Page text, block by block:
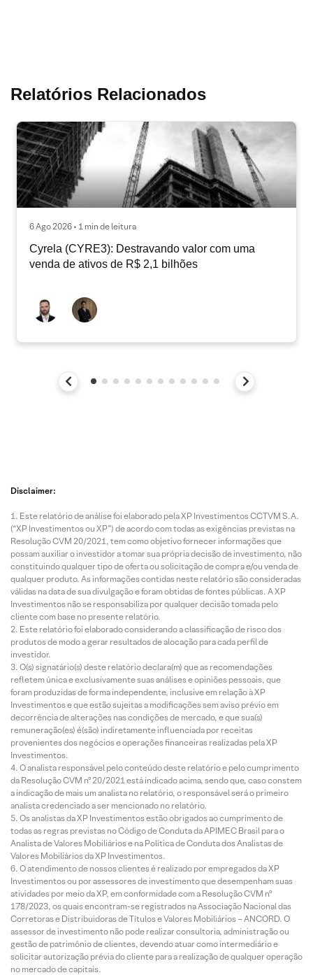
Relatórios Relacionados
6 Ago 2026 • 1 min de leitura
Cyrela (CYRE3): Destravando valor com uma
venda de ativos de R$ 2,1 bilhões
Disclaimer:
Este relatório de análise foi elaborado pela XP Investimentos CCTVM S.A.
(“XP Investimentos ou XP”) de acordo com todas as exigências previstas na
Resolução CVM 20/2021, tem como objetivo fornecer informações que
possam auxiliar o investidor a tomar sua própria decisão de investimento, não
constituindo qualquer tipo de oferta ou solicitação de compra e/ou venda de
qualquer produto. As informações contidas neste relatório são consideradas
válidas na data de sua divulgação e foram obtidas de fontes públicas. A XP
Investimentos não se responsabiliza por qualquer decisão tomada pelo
cliente com base no presente relatório.
Este relatório foi elaborado considerando a classificação de risco dos
produtos de modo a gerar resultados de alocação para cada perfil de
investidor.
O(s) signatário(s) deste relatório declara(m) que as recomendações
refletem única e exclusivamente suas análises e opiniões pessoais, que
foram produzidas de forma independente, inclusive em relação à XP
Investimentos e que estão sujeitas a modificações sem aviso prévio em
decorrência de alterações nas condições de mercado, e que sua(s)
remuneração(es) é(são) indiretamente influenciada por receitas
provenientes dos negócios e operações financeiras realizadas pela XP
Investimentos.
O analista responsável pelo conteúdo deste relatório e pelo cumprimento
da Resolução CVM nº 20/2021 está indicado acima, sendo que, caso constem
a indicação de mais um analista no relatório, o responsável será o primeiro
analista credenciado a ser mencionado no relatório.
Os analistas da XP Investimentos estão obrigados ao cumprimento de
todas as regras previstas no Código de Conduta da APIMEC Brasil para o
Analista de Valores Mobiliários e na Política de Conduta dos Analistas de
Valores Mobiliários da XP Investimentos.
O atendimento de nossos clientes é realizado por empregados da XP
Investimentos ou por assessores de investimento que desempenham suas
atividades por meio da XP, em conformidade com a Resolução CVM nº
178/2023, os quais encontram-se registrados na Associação Nacional das
Corretoras e Distribuidoras de Títulos e Valores Mobiliários – ANCORD. O
assessor de investimento não pode realizar consultoria, administração ou
gestão de patrimônio de clientes, devendo atuar como intermediário e
solicitar autorização prévia do cliente para a realização de qualquer operação
no mercado de capitais.